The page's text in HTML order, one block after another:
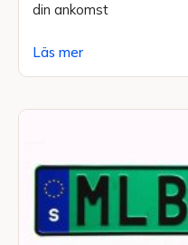
din ankomst
Läs mer